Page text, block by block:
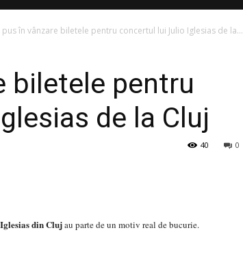
pus în vânzare biletele pentru concertul lui Julio Iglesias de la...
biletele pentru
de la Cluj
0
40
din Clujau parte de un motiv real de bucurie.